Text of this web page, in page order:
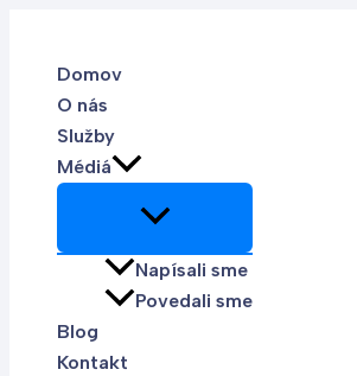
obsahDomov
O nás
Služby
Médiá
Napísali sme
Povedali sme
Blog
Kontakt